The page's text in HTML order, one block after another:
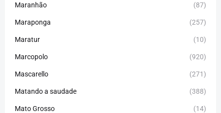
Maranhão (87)
Maraponga (257)
Maratur (10)
Marcopolo (920)
Mascarello (271)
Matando a saudade (388)
Mato Grosso (14)